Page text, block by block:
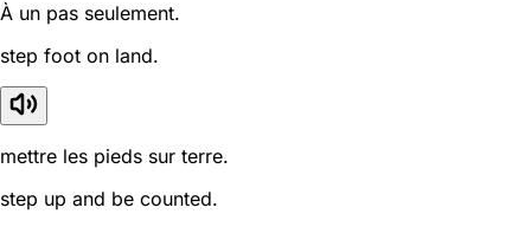
À un pas seulement.
step foot on land.
mettre les pieds sur terre.
step up and be counted.